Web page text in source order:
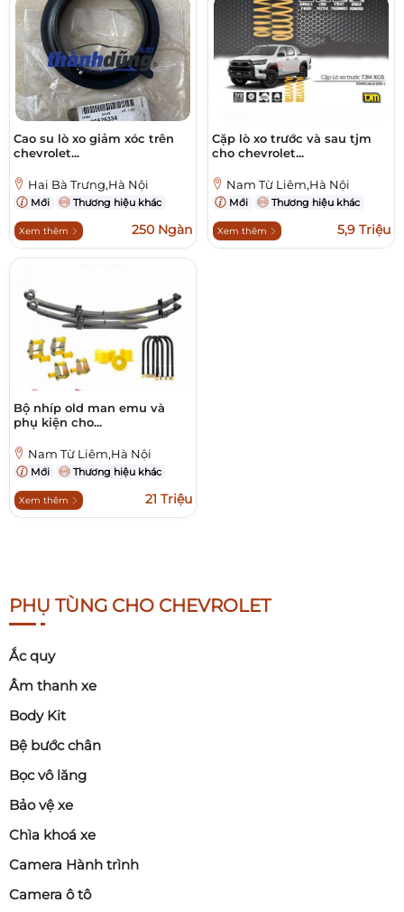
Cao su lò xo giảm xóc trên
chevrolet...
Hai Bà Trưng,Hà Nội
Mới Thương hiệu khác
Xem thêm 250 Ngàn
Cặp lò xo trước và sau tjm
cho chevrolet...
Nam Từ Liêm,Hà Nội
Mới Thương hiệu khác
Xem thêm 5,9 Triệu
Bộ nhíp old man emu và
phụ kiện cho...
Nam Từ Liêm,Hà Nội
Mới Thương hiệu khác
Xem thêm 21 Triệu
PHỤ TÙNG CHO CHEVROLET
Ắc quy
Âm thanh xe
Body Kit
Bệ bước chân
Bọc vô lăng
Bảo vệ xe
Chìa khoá xe
Camera Hành trình
Camera ô tô